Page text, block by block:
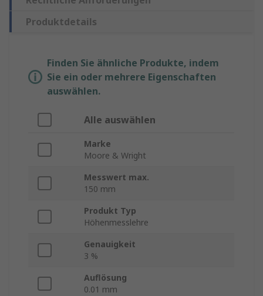
Produktdetails
Finden Sie ähnliche Produkte, indem
Sie ein oder mehrere Eigenschaften
auswählen.
Alle auswählen
Marke
Moore & Wright
Messwert max.
150 mm
Produkt Typ
Höhenmesslehre
Genauigkeit
3 %
Auflösung
0.01 mm